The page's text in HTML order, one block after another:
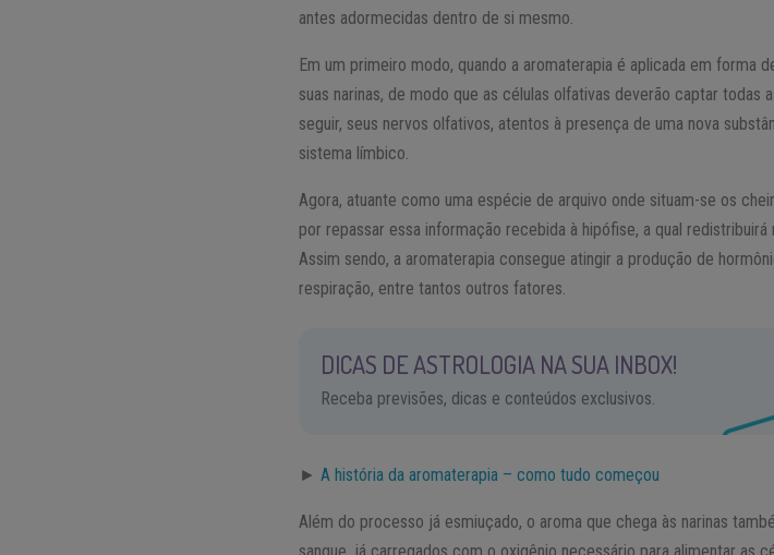
antes adormecidas dentro de si mesmo.
Em um primeiro modo, quando a aromaterapia é aplicada em forma
suas narinas, de modo que as células olfativas deverão captar todas
seguir, seus nervos olfativos, atentos à presença de uma nova
sistema límbico.
Agora, atuante como uma espécie de arquivo onde situam-se os
por repassar essa informação recebida à hipófise, a qual
Assim sendo, a aromaterapia consegue atingir a produção de
respiração, entre tantos outros fatores.
DICAS DE ASTROLOGIA NA SUA INBOX!
Receba previsões, dicas e conteúdos exclusivos.
►A história da aromaterapia – como tudo começou
Além do processo já esmiuçado, o aroma que chega às narinas
sangue, já carregados com o oxigênio necessário para alimentar as